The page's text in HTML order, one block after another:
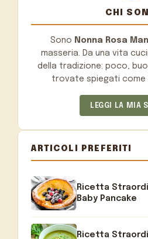
CHI
Sono Nonna Rosa
masseria. Da una vita
della tradizione: poco,
trovate spiegati come
LEGGI LA MIA
ARTICOLI PREFERITI
Ricetta
Baby Pancake
Ricetta